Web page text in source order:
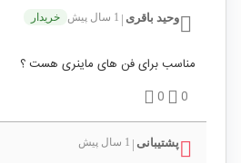
وحید باقری 1 سال پیش خریدار
مناسب برای فن های ماینری هست ؟
0
0
پشتیبانی 1 سال پیش